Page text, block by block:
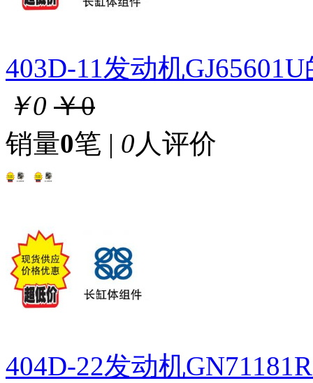
403D-11发动机
￥0 ￥0
销量0笔 | 0人评价
404D-22发动机